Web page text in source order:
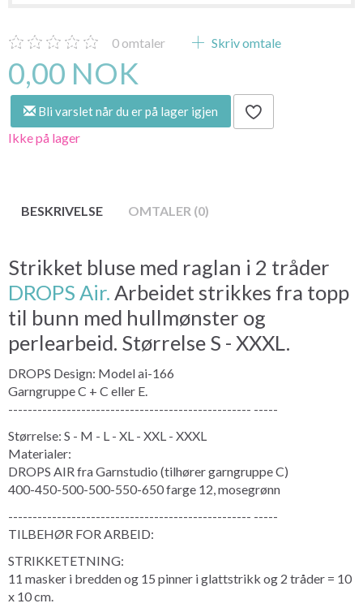
0 omtaler Skriv omtale
0,00 NOK
Bli varslet når du er på lager igjen
Ikke på lager
BESKRIVELSE OMTALER (0)
Strikket bluse med raglan i 2 tråder
DROPS Air. Arbeidet strikkes fra topp
til bunn med hullmønster og
perlearbeid. Størrelse S - XXXL.
DROPS Design: Model ai-166
Garngruppe C + C eller E.
-------------------------------------------------- -----
Størrelse: S - M - L - XL - XXL - XXXL
Materialer:
DROPS AIR fra Garnstudio (tilhører garngruppe C)
400-450-500-500-550-650 farge 12, mosegrønn
-------------------------------------------------- -----
TILBEHØR FOR ARBEID:
STRIKKETETNING:
11 masker i bredden og 15 pinner i glattstrikk og 2 tråder = 10
x 10 cm.